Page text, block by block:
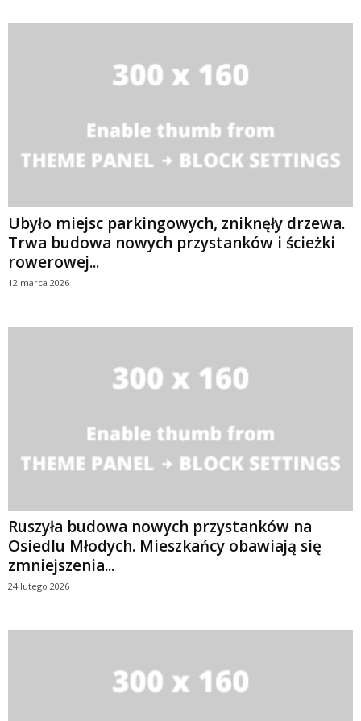
Ubyło miejsc parkingowych, zniknęły drzewa.
Trwa budowa nowych przystanków i ścieżki
rowerowej...
12 marca 2026
Ruszyła budowa nowych przystanków na
Osiedlu Młodych. Mieszkańcy obawiają się
zmniejszenia...
24 lutego 2026